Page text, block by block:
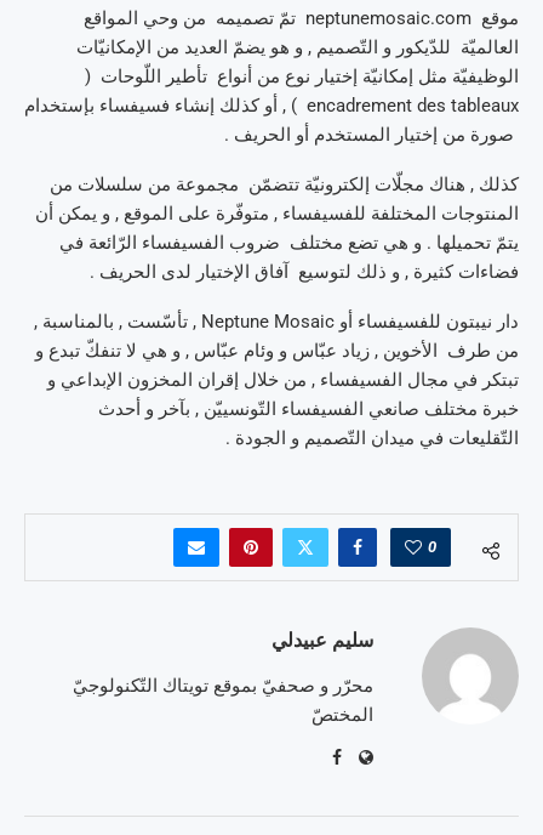
موقع neptunemosaic.com تمّ تصميمه من وحي المواقع
العالميّة للدّيكور و التّصميم , و هو يضمّ العديد من الإمكانيّات
الوظيفيّة مثل إمكانيّة إختيار نوع من أنواع تأطير اللّوحات (
encadrement des tableaux ) , أو كذلك إنشاء فسيفساء بإستخدام
صورة من إختيار المستخدم أو الحريف .
كذلك , هناك مجلّات إلكترونيّة تتضمّن مجموعة من سلسلات من
المنتوجات المختلفة للفسيفساء , متوفّرة على الموقع , و يمكن أن
يتمّ تحميلها . و هي تضع مختلف ضروب الفسيفساء الرّائعة في
فضاءات كثيرة , و ذلك لتوسيع آفاق الإختيار لدى الحريف .
دار نيبتون للفسيفساء أو Neptune Mosaic , تأسّست , بالمناسبة ,
من طرف الأخوين , زياد عبّاس و وئام عبّاس , و هي لا تنفكّ تبدع و
تبتكر في مجال الفسيفساء , من خلال إقران المخزون الإبداعي و
خبرة مختلف صانعي الفسيفساء التّونسييّن , بآخر و أحدث
التّقليعات في ميدان التّصميم و الجودة .
0
سليم عبيدلي
محرّر و صحفيّ بموقع تويتاك التّكنولوجيّ
المختصّ